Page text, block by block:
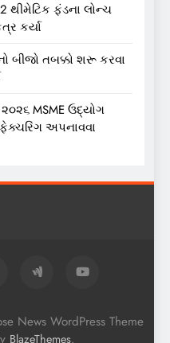
2 થીમેટિક ફંડના લોન્ચ
કર્યા
બીજો તબક્કો શરૂ કરવા
MSME ઉદ્યોગ
અપનાવવા
News WordPress Theme
BlazeThemes.